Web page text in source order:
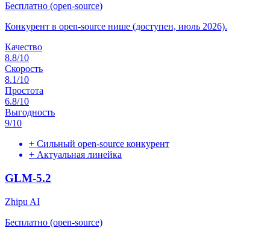
Бесплатно (open-source)
Конкурент в open-source нише (доступен, июль 2026).
Качество
8.8/10
Скорость
8.1/10
Простота
6.8/10
Выгодность
9/10
+ Сильный open-source конкурент
+ Актуальная линейка
GLM-5.2
Zhipu AI
Бесплатно (open-source)